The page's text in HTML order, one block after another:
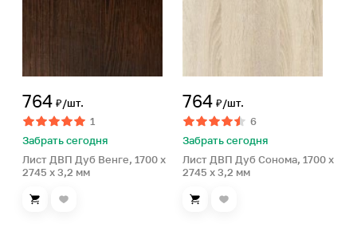
764 ₽/шт.
1
Забрать сегодня
Лист ДВП Дуб Венге, 1700 x
2745 x 3,2 мм
764 ₽/шт.
6
Забрать сегодня
Лист ДВП Дуб Сонома, 1700 x
2745 x 3,2 мм